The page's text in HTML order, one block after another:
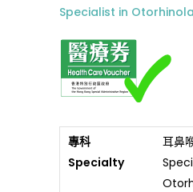
Specialist in
專科
Specialty
耳鼻